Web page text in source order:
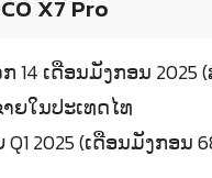
X7 Pro
14 ເດືອນມັງກອນ
ຍໃນປະເທດໄທ
2025 (ເດືອນມັງກອນ